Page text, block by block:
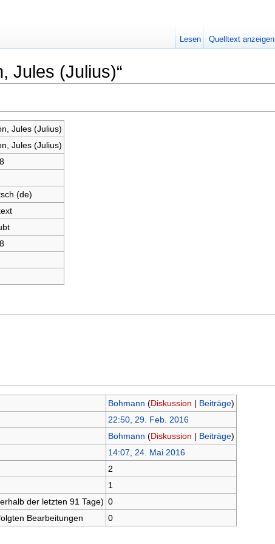
Jules (Julius)“
Jules (Julius)
Jules (Julius)
(de)
Bohmann (Diskussion | Beiträge)
22:50, 29. Feb. 2016
Bohmann (Diskussion | Beiträge)
14:07, 24. Mai 2016
2
1
der letzten 91 Tage) 0
Bearbeitungen
0
Lesen Quelltext anzeigen